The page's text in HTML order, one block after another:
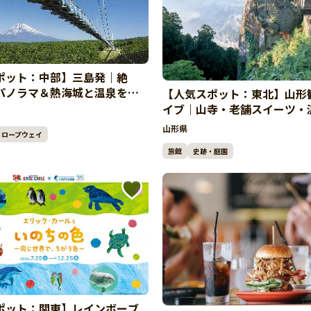
ット：中部】三島発｜絶
ノラマ＆熱海城と温泉を楽
ロープウェイ
【人気スポット：東北】山
イブ｜山寺・老舗スイーツ・
るゆったり旅
山形県
旅館 史跡・庭園